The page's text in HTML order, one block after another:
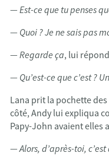
— Est-ce que tu penses
— Quoi ? Je ne sais pas
— Regarde ça, lui
— Qu’est-ce que c’est ?
Lana prit la pochette
côté, Andy lui expliqua
Papy-John avaient elles
—Alors, d’après-toi,